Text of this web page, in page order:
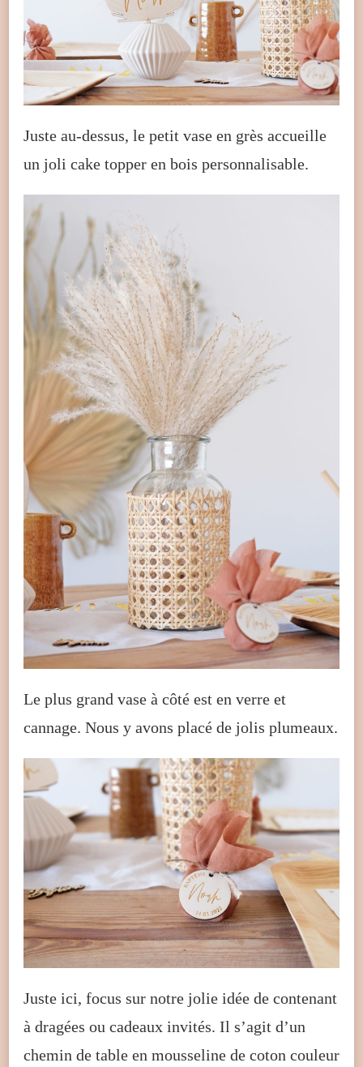
Juste au-dessus, le petit vase en grès accueille
un joli cake topper en bois personnalisable.
Le plus grand vase à côté est en verre et
cannage. Nous y avons placé de jolis plumeaux.
Juste ici, focus sur notre jolie idée de contenant
à dragées ou cadeaux invités. Il s’agit d’un
chemin de table en mousseline de coton couleur